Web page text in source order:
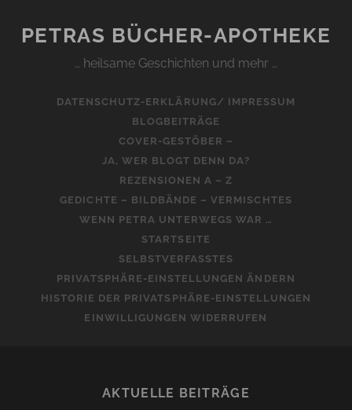
PETRAS BÜCHER-APOTHEKE
… heilsame Geschichten und mehr …
DATENSCHUTZ-ERKLÄRUNG/ IMPRESSUM
BLOGBEITRÄGE
COVER-GESTÖBER –
JA, WER BLOGT DENN DA?
REZENSIONEN A – Z
GEDICHTE – BILDBÄNDE – VERMISCHTES
WENN PETRA UNTERWEGS WAR …
STARTSEITE
SELBSTVERFASSTES
PRIVATSPHÄRE-EINSTELLUNGEN ÄNDERN
HISTORIE DER PRIVATSPHÄRE-EINSTELLUNGEN
EINWILLIGUNGEN WIDERRUFEN
AKTUELLE BEITRÄGE